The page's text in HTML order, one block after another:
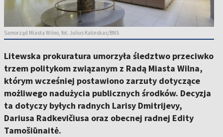
Samorząd Miasta Wilno, fot. Julius Kalinskas/BNS
Litewska prokuratura umorzyła śledztwo przeciwko
trzem politykom związanym z Radą Miasta Wilna,
którym wcześniej postawiono zarzuty dotyczące
możliwego nadużycia publicznych środków. Decyzja
ta dotyczy byłych radnych Larisy Dmitrijevy,
Dariusa Radkevičiusa oraz obecnej radnej Edity
Tamošiūnaitė.